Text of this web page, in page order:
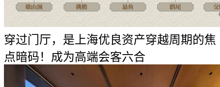
穿过门厅，是上海优良资产穿越周期的焦
点暗码！成为高端会客六合